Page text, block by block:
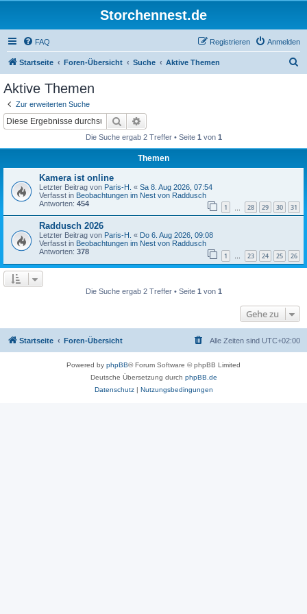
Storchennest.de
FAQ Anmelden
Registrieren
Startseite Foren-Übersicht Suche Aktive Themen
Aktive Themen
Zur erweiterten Suche
Suche
Die Suche ergab 2 Treffer • Seite 1 von 1
Themen
Kamera ist online
Letzter Beitrag von Paris-H. « Sa 8. Aug 2026, 07:54
Verfasst in Beobachtungen im Nest von Raddusch
Antworten: 454 1 28 29 30 31
Raddusch 2026
Letzter Beitrag von Paris-H. « Do 6. Aug 2026, 09:08
Verfasst in Beobachtungen im Nest von Raddusch
Antworten: 378 1 … 23 24 25 26
Die Suche ergab 2 Treffer • Seite 1 von 1
Gehe zu
Startseite Foren-Übersicht Alle Zeiten sind UTC+02:00
Powered by phpBB® Forum Software © phpBB Limited
Deutsche Übersetzung durch phpBB.de
Datenschutz| Nutzungsbedingungen